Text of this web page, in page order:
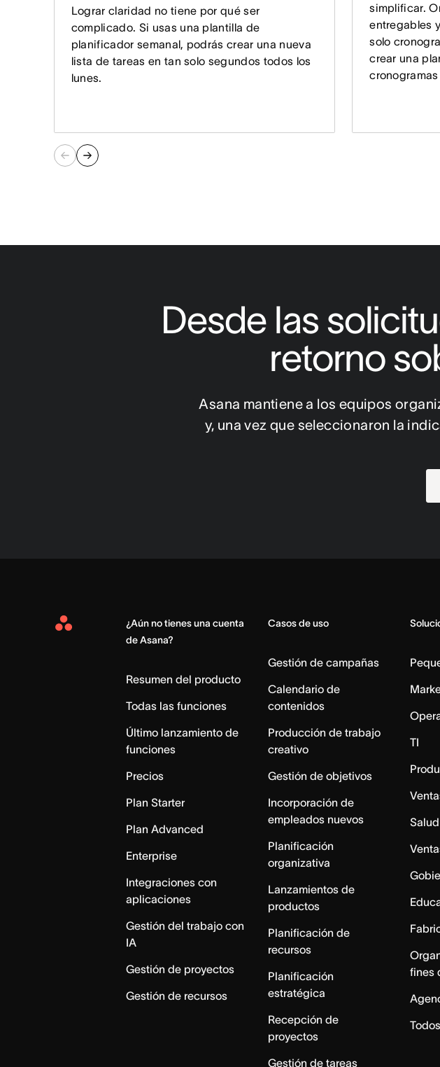
Lograr claridad no tiene por qué ser
complicado. Si usas una plantilla de
planificador semanal, podrás crear una nueva
lista de tareas en tan solo segundos todos los
lunes.
simplificar.
entregables
solo
crear una
Desde las
retorno
Asana mantiene a los equipos
y, una vez que seleccionaron la
Asana
¿Aún no tienes una cuenta
de Asana?
Resumen del producto
Todas las funciones
Último lanzamiento de
funciones
Precios
Plan Starter
Plan Advanced
Enterprise
Integraciones con
aplicaciones
Gestión del trabajo con
IA
Gestión de proyectos
Gestión de recursos
Casos de uso
Gestión de campañas
Calendario de
contenidos
Producción de trabajo
creativo
Gestión de objetivos
Incorporación de
empleados nuevos
Planificación
organizativa
Lanzamientos de
productos
Planificación de
recursos
Planificación
estratégica
Recepción de
proyectos
Gestión de tareas
TI
Salud
fines